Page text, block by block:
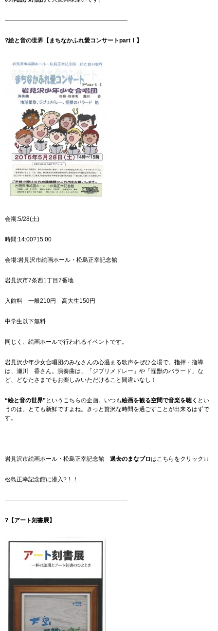
—————————————————————
?絵と音の世界【まちなかふれ愛コンサートpartⅠ】
会期:5/28(土)
時間:14:00?15:00
会場:岩見沢市絵画ホール・松島正幸記念館
岩見沢市7条西1丁目7番地
入館料 一般210円 高大生150円
中学生以下無料
同じく、絵画ホールで行われるイベントです。
岩見沢少年少女合唱団のみなさんの心温まる歌声をぜひ会場で。指揮・指導
は、瀬川 香さん。演奏曲は、「ジブリメドレー」や「怪獣のバラード」な
ど、どなたさまでもお楽しみいただけること間違いなし！
“絵と音の世界”というこちらの企画。いつも絵画を観る空間で音楽を聴く とい
うのは、とても新鮮ですよね。きっと贅沢な時間を過ごすことが出来るはずで
す。
岩見沢市絵画ホール・松島正幸記念館 過去のまなブロはこちらをクリック↓↓
松島正幸記念館に潜入?！！
—————————————————————
?【アート刻書展】